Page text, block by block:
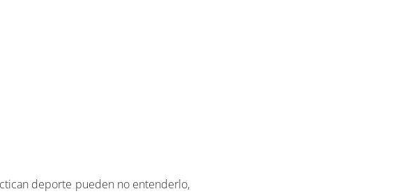
deporte pueden no entenderlo,